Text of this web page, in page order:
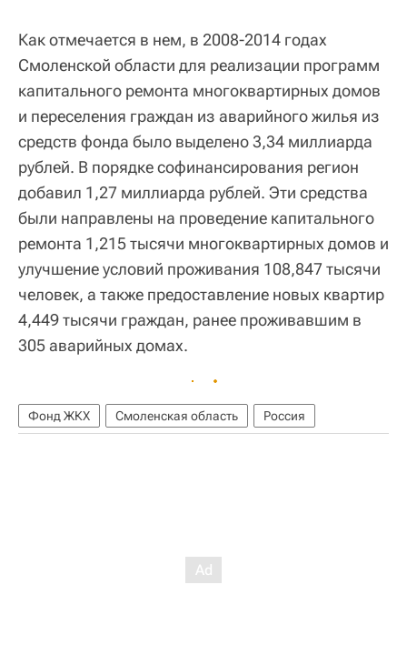
Как отмечается в нем, в 2008-2014 годах
Смоленской области для реализации программ
капитального ремонта многоквартирных домов
и переселения граждан из аварийного жилья из
средств фонда было выделено 3,34 миллиарда
рублей. В порядке софинансирования регион
добавил 1,27 миллиарда рублей. Эти средства
были направлены на проведение капитального
ремонта 1,215 тысячи многоквартирных домов и
улучшение условий проживания 108,847 тысячи
человек, а также предоставление новых квартир
4,449 тысячи граждан, ранее проживавшим в
305 аварийных домах.
Фонд ЖКХ Смоленская область Россия